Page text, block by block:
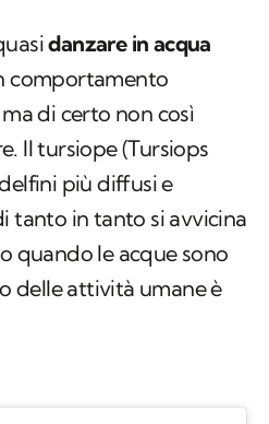
danzare in acqua
comportamento
di certo non così
Il tursiope (Tursiops
più diffusi e
tanto in tanto si avvicina
quando le acque sono
delle attività umane è